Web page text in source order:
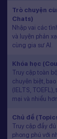
Trò chuyện
Chats)
Nhập vai các
và luyện phản
cùng gia sư AI.
Khóa học
Truy cập toàn
chuyên biệt,
(IELTS,
mại và nhiều
Chủ đề
Truy cập đầy
phong phú với